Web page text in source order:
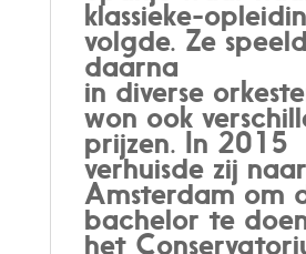
klassieke-
volgde. Ze
daarna
in diverse
won ook
prijzen. In 2015
verhuisde zij naar
Amsterdam om
bachelor te
het